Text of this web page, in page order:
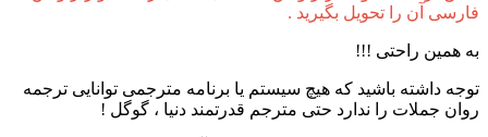
فارسی آن را تحویل بگیرید .
به همین راحتی !!!
توجه داشته باشید که هیچ سیستم یا برنامه مترجمی توانایی ترجمه
روان جملات را ندارد حتی مترجم قدرتمند دنیا ، گوگل !